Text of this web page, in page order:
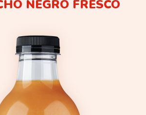
NEGRO FRESCO